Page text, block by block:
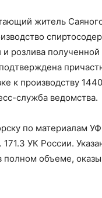
житель
и розлива
к производству
служба ведомства.
по материалам
171.3 УК России.
полном объеме,